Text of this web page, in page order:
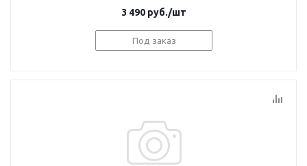
3 490 руб./шт
Под заказ